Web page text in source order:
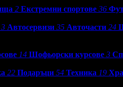
2 Екстремни спортове 36
3 Автосервизи 35 Авточасти 24
14 Шофьорски курсове 3
22 Подаръци 54 Техника 19